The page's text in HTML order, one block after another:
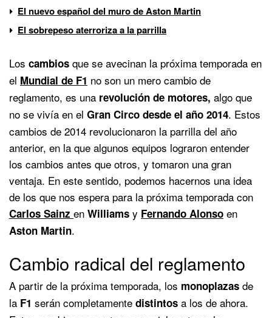
El nuevo español del muro de Aston Martin
El sobrepeso aterroriza a la parrilla
Los cambios que se avecinan la próxima temporada en
el Mundial de F1 no son un mero cambio de
reglamento, es una revolución de motores, algo que
no se vivía en el Gran Circo desde el año 2014. Estos
cambios de 2014 revolucionaron la parrilla del año
anterior, en la que algunos equipos lograron entender
los cambios antes que otros, y tomaron una gran
ventaja. En este sentido, podemos hacernos una idea
de los que nos espera para la próxima temporada con
Carlos Sainz en Williams y Fernando Alonso en
Aston Martin.
Cambio radical del reglamento
A partir de la próxima temporada, los monoplazas de
la F1 serán completamente distintos a los de ahora.